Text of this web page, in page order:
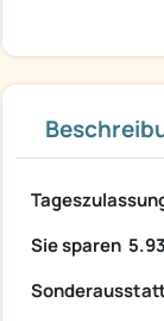
Sie sparen 